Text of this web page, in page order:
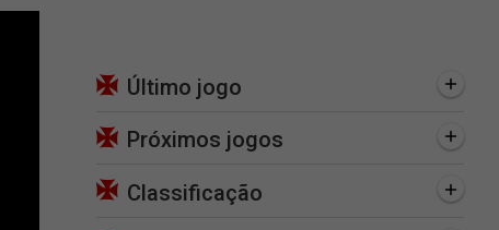
Último jogo
Próximos jogos
Classificação